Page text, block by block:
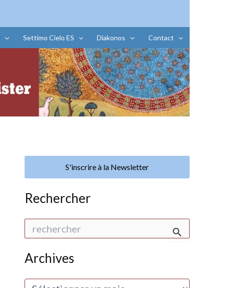
Settimo Cielo ES Diakonos Contact
S'inscrire à la Newsletter
Rechercher
h
e
c
Archives
A